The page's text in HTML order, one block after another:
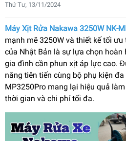
Thứ Tư, 13/11/2024
Máy Xịt Rửa Nakawa 3250W NK-
mạnh mẽ 3250W và thiết kế tối
của Nhật Bản là sự lựa chọn hoàn
gia đình cần phun xịt áp lực cao.
năng tiên tiến cùng bộ phụ kiện đa
MP3250Pro mang lại hiệu quả
thời gian và chi phí tối đa.